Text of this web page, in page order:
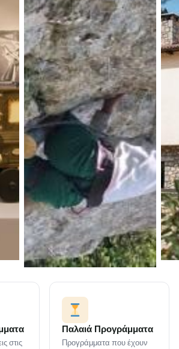
στις
Παλαιά Προγράμματα
Προγράμματα που έχουν